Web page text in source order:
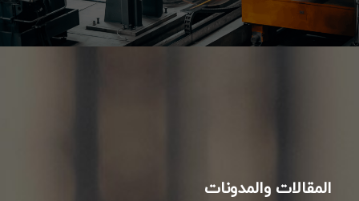
المقالات والمدونات